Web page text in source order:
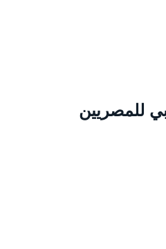
للمصريين